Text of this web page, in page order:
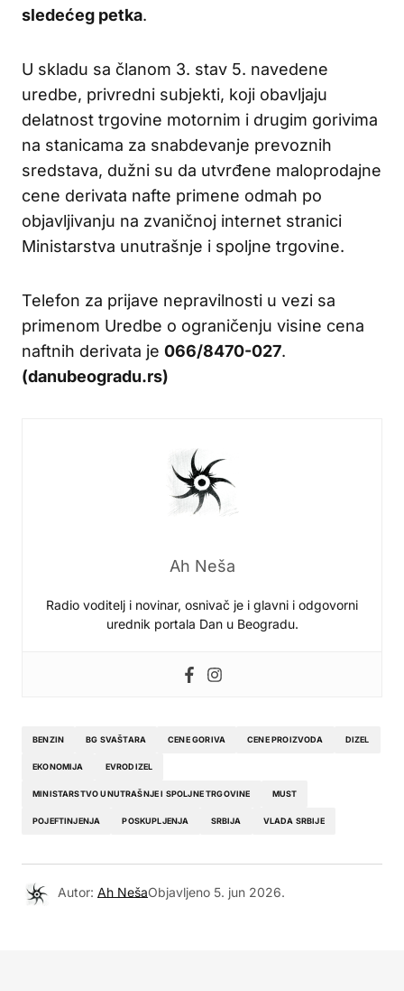
sledećeg petka.
U skladu sa članom 3. stav 5. navedene
uredbe, privredni subjekti, koji obavljaju
delatnost trgovine motornim i drugim gorivima
na stanicama za snabdevanje prevoznih
sredstava, dužni su da utvrđene maloprodajne
cene derivata nafte primene odmah po
objavljivanju na zvaničnoj internet stranici
Ministarstva unutrašnje i spoljne trgovine.
Telefon za prijave nepravilnosti u vezi sa
primenom Uredbe o ograničenju visine cena
naftnih derivata je 066/8470-027.
(danubeogradu.rs)
Ah Neša
Radio voditelj i novinar, osnivač je i glavni i odgovorni
urednik portala Dan u Beogradu.
BENZIN BG SVAŠTARA CENE GORIVA CENE PROIZVODA DIZEL
EKONOMIJA EVRODIZEL
MINISTARSTVO UNUTRAŠNJE I SPOLJNE TRGOVINE MUST
POJEFTINJENJA POSKUPLJENJA SRBIJA VLADA SRBIJE
Autor: Ah NešaObjavljeno 5. jun 2026.